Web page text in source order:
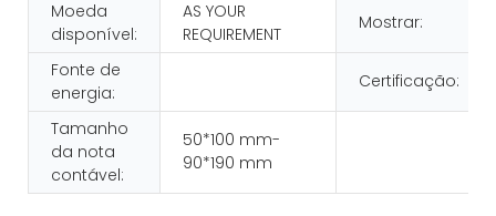
Moeda
disponível:
AS YOUR
REQUIREMENT
Mostrar:
Fonte de
energia:
Certificação:
Tamanho
da nota
contável:
50*100 mm-
90*190 mm